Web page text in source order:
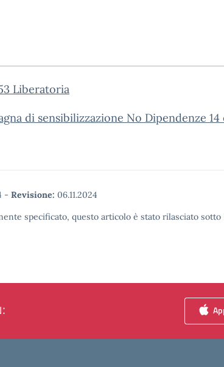
Liberatoria
di sensibilizzazione No Dipendenze 14
- Revisione: 06.11.2024
specificato, questo articolo è stato rilasciato